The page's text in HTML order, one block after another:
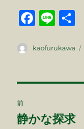
F
c
b
o
Li
e
投
kaofurukawa
稿
前
前
静かな探求